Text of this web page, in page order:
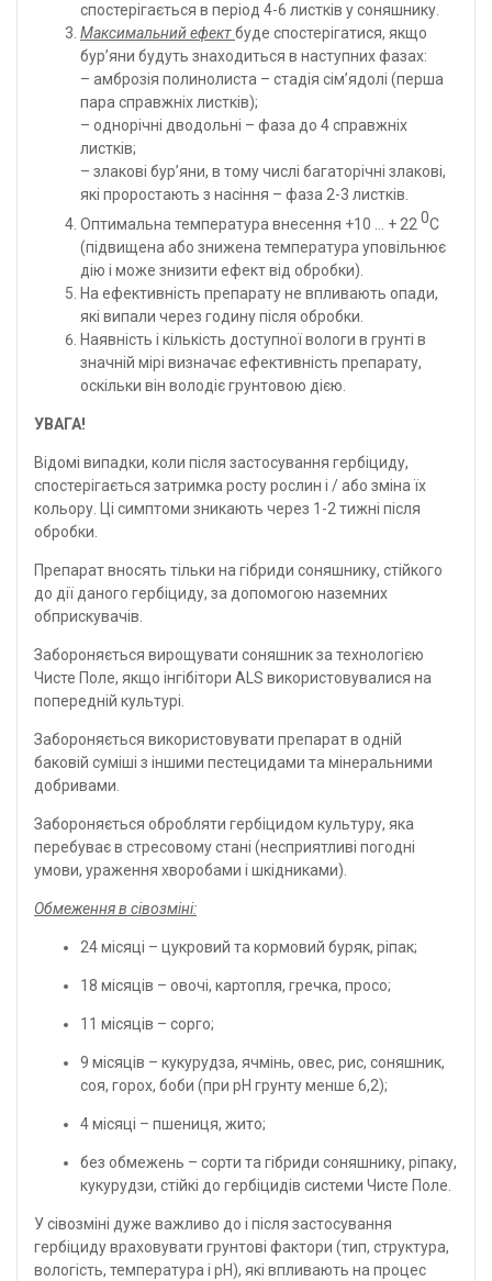
спостерігається в період 4-6 листків у соняшнику.
Максимальний ефектбуде спостерігатися, якщо
бур’яни будуть знаходиться в наступних фазах:
– амброзія полинолиста – стадія сім’ядолі (перша
пара справжніх листків);
– однорічні дводольні – фаза до 4 справжніх
листків;
– злакові бур’яни, в тому числі багаторічні злакові,
які проростають з насіння – фаза 2-3 листків.
Оптимальна температура внесення +10 … + 22 0С
(підвищена або знижена температура уповільнює
дію і може знизити ефект від обробки).
На ефективність препарату не впливають опади,
які випали через годину після обробки.
Наявність і кількість доступної вологи в грунті в
значній мірі визначає ефективність препарату,
оскільки він володіє грунтовою дією.
УВАГА!
Відомі випадки, коли після застосування гербіциду,
спостерігається затримка росту рослин і / або зміна їх
кольору. Ці симптоми зникають через 1-2 тижні після
обробки.
Препарат вносять тільки на гібриди соняшнику, стійкого
до дії даного гербіциду, за допомогою наземних
обприскувачів.
Забороняється вирощувати соняшник за технологією
Чисте Поле, якщо інгібітори ALS використовувалися на
попередній культурі.
Забороняється використовувати препарат в одній
баковій суміші з іншими пестецидами та мінеральними
добривами.
Забороняється обробляти гербіцидом культуру, яка
перебуває в стресовому стані (несприятливі погодні
умови, ураження хворобами і шкідниками).
Обмеження в сівозміні:
24 місяці – цукровий та кормовий буряк, ріпак;
18 місяців – овочі, картопля, гречка, просо;
11 місяців – сорго;
9 місяців – кукурудза, ячмінь, овес, рис, соняшник,
соя, горох, боби (при рН грунту менше 6,2);
4 місяці – пшениця, жито;
без обмежень – сорти та гібриди соняшнику, ріпаку,
кукурудзи, стійкі до гербіцидів системи Чисте Поле.
У сівозміні дуже важливо до і після застосування
гербіциду враховувати грунтові фактори (тип, структура,
вологість, температура і рН), які впливають на процес